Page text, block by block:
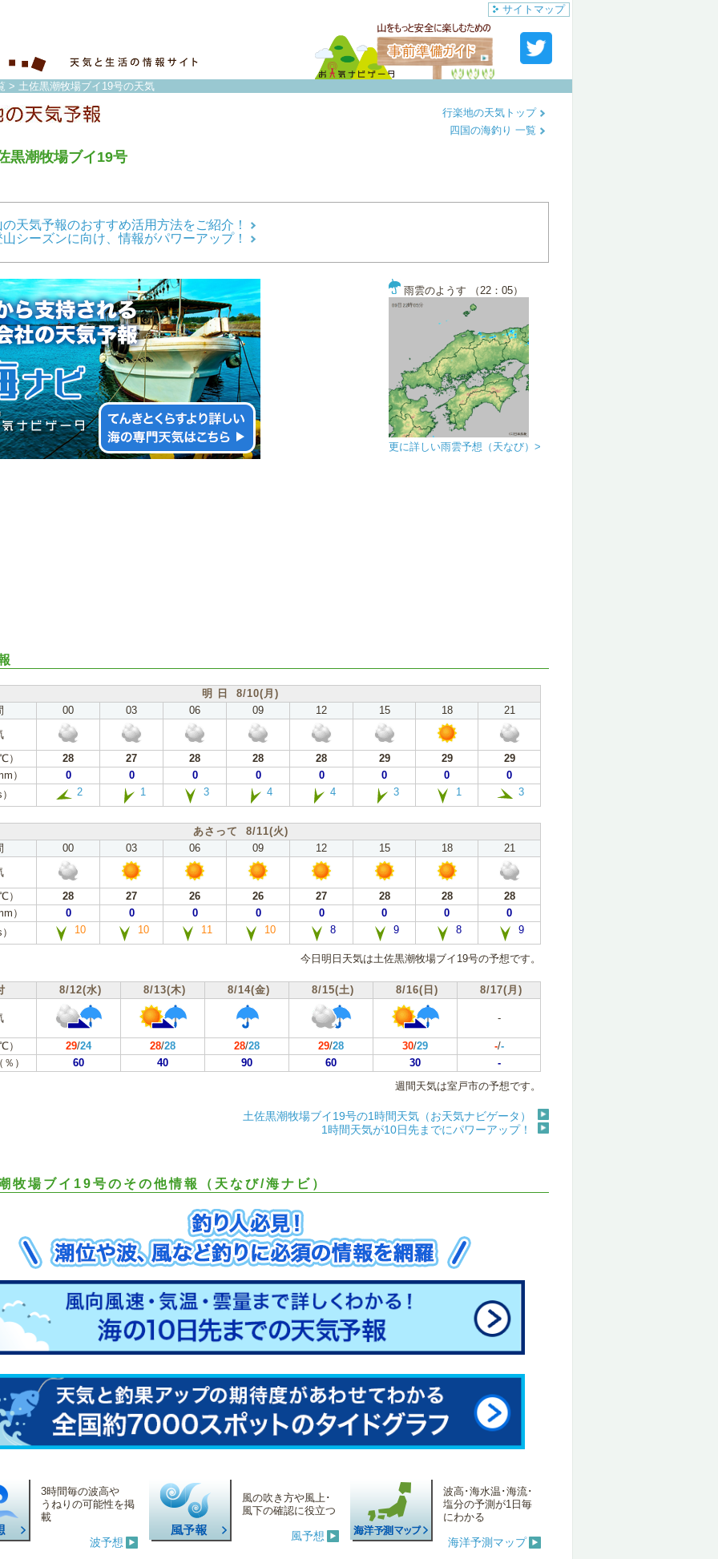
サイトマップ
> 土佐黒潮牧場ブイ19号の天気
黒潮牧場ブイ19号
行楽地の天気トップ
四国の海釣り 一覧
天気予報のおすすめ活用方法をご紹介！
シーズンに向け、情報がパワーアップ！
雨雲のようす （22：05）
更に詳しい雨雲予想（天なび）>
明 日 8/10(月)
00 03 06 09 12 15 18
21
28 27 28 28 28 29 29
29
）
0 0 0 0 0 0 0
0
2 1 3 4 4 3 1 3
あさって 8/11(火)
00 03 06 09 12 15 18
21
28 27 26 26 27 28 28
28
）
0 0 0 0 0 0 0
0
10 10 11 10 8 9 8 9
今日明日天気は土佐黒潮牧場ブイ19号の予想です。
8/12(水) 8/13(木) 8/14(金) 8/15(土) 8/16(日) 8/17(月)
-
29/24 28/28 28/28 29/28 30/29 -/-
）
60 40 90 60 30
-
週間天気は室戸市の予想です。
土佐黒潮牧場ブイ19号の1時間天気（お天気ナビゲータ）
1時間天気が10日先までにパワーアップ！
牧場ブイ19号のその他情報（天なび/海ナビ）
3時間毎の波高や
うねりの可能性を掲
載
波予想
風の吹き方や風上･
風下の確認に役立つ
風予想
波高･海水温･海流･
塩分の予測が1日毎
にわかる
海洋予測マップ